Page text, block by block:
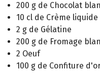
200 g de Chocolat
10 cl de Crème liquide
2 g de Gélatine
200 g de Fromage
2 Oeuf
100 g de Confiture